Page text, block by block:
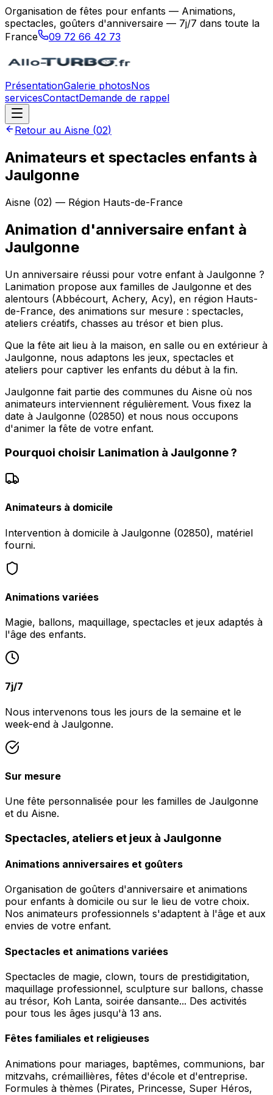
Organisation de fêtes pour enfants — Animations,
spectacles, goûters d'anniversaire — 7j/7 dans toute la
France
09 72 66 42 73
PrésentationGalerie photosNos
servicesContactDemande de rappel
Retour au Aisne (02)
Animateurs et spectacles enfants à
Jaulgonne
Aisne (02) — Région Hauts-de-France
Animation d'anniversaire enfant à
Jaulgonne
Un anniversaire réussi pour votre enfant à Jaulgonne ?
Lanimation propose aux familles de Jaulgonne et des
alentours (Abbécourt, Achery, Acy), en région Hauts-
de-France, des animations sur mesure : spectacles,
ateliers créatifs, chasses au trésor et bien plus.
Que la fête ait lieu à la maison, en salle ou en extérieur à
Jaulgonne, nous adaptons les jeux, spectacles et
ateliers pour captiver les enfants du début à la fin.
Jaulgonne fait partie des communes du Aisne où nos
animateurs interviennent régulièrement. Vous fixez la
date à Jaulgonne (02850) et nous nous occupons
d'animer la fête de votre enfant.
Pourquoi choisir Lanimation à Jaulgonne?
Animateurs à domicile
Intervention à domicile à Jaulgonne (02850), matériel
fourni.
Animations variées
Magie, ballons, maquillage, spectacles et jeux adaptés à
l'âge des enfants.
7j/7
Nous intervenons tous les jours de la semaine et le
week-end à Jaulgonne.
Sur mesure
Une fête personnalisée pour les familles de Jaulgonne
et du Aisne.
Spectacles, ateliers et jeux à Jaulgonne
Animations anniversaires et goûters
Organisation de goûters d'anniversaire et animations
pour enfants à domicile ou sur le lieu de votre choix.
Nos animateurs professionnels s'adaptent à l'âge et aux
envies de votre enfant.
Spectacles et animations variées
Spectacles de magie, clown, tours de prestidigitation,
maquillage professionnel, sculpture sur ballons, chasse
au trésor, Koh Lanta, soirée dansante... Des activités
pour tous les âges jusqu'à 13 ans.
Fêtes familiales et religieuses
Animations pour mariages, baptêmes, communions, bar
mitzvahs, crémaillières, fêtes d'école et d'entreprise.
Formules à thèmes (Pirates, Princesse, Super Héros,